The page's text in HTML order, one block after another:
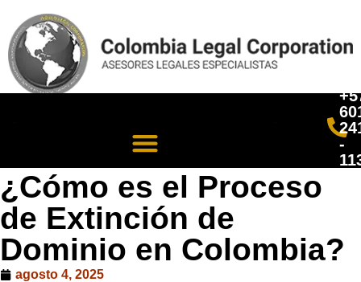
-
¿Cómo es el Proceso
de Extinción de
Dominio en Colombia?
agosto 4, 2025